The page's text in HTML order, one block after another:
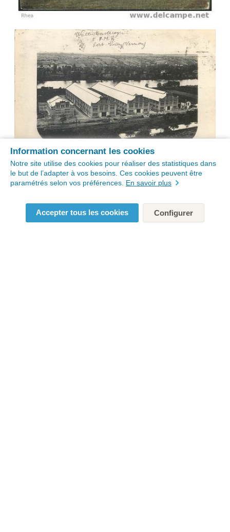
Information concernant les cookies
Notre site utilise des cookies pour réaliser des statistiques dans
le but de l’adapter à vos besoins. Ces cookies peuvent être
paramétrés selon vos préférences. En savoir plus
Accepter tous les cookies Configurer